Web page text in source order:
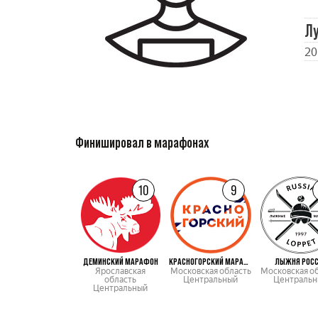
Финишировал в марафонах
10
ДЕМИНСКИЙ МАРАФОН
Ярославская
область
Центральный
9
КРАСНОГОРСКИЙ МАРАФОН
Московская область
Центральный
ЛЫЖНЯ
Московская